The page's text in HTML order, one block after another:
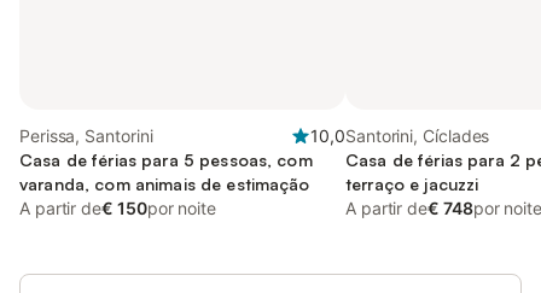
Perissa, Santorini
10,0
Casa de férias para 5 pessoas, com
varanda, com animais de estimação
A partir de€ 150por noite
Santorini, Cíclades
Casa de férias para 2
terraço e jacuzzi
A partir de€ 748por noite